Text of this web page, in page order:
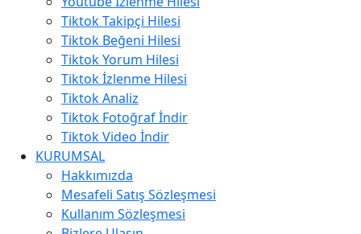
Tiktok Takipçi Hilesi
Tiktok Beğeni Hilesi
Tiktok Yorum Hilesi
Tiktok İzlenme Hilesi
Tiktok Analiz
Tiktok Fotoğraf İndir
Tiktok Video İndir
KURUMSAL
Hakkımızda
Mesafeli Satış Sözleşmesi
Kullanım Sözleşmesi